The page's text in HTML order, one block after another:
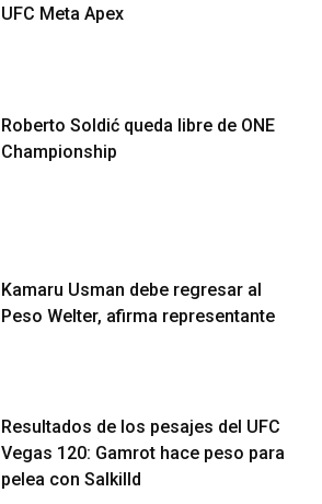
UFC Meta Apex
Roberto Soldić queda libre de ONE
Championship
Kamaru Usman debe regresar al
Peso Welter, afirma representante
Resultados de los pesajes del UFC
Vegas 120: Gamrot hace peso para
pelea con Salkilld